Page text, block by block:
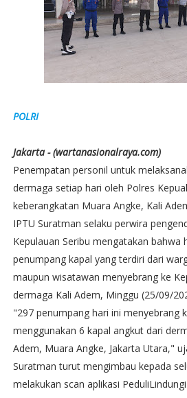
POLRI
Jakarta - (wartanasionalraya.com)
Penempatan personil untuk
dermaga setiap hari oleh Polres
keberangkatan Muara Angke, Kali
IPTU Suratman selaku perwira
Kepulauan Seribu mengatakan bahwa
penumpang kapal yang terdiri dari
maupun wisatawan menyebrang ke
dermaga Kali Adem, Minggu (25/09/
"297 penumpang hari ini menyebrang
menggunakan 6 kapal angkut dari
Adem, Muara Angke, Jakarta Utara,"
Suratman turut mengimbau kepada
melakukan scan aplikasi